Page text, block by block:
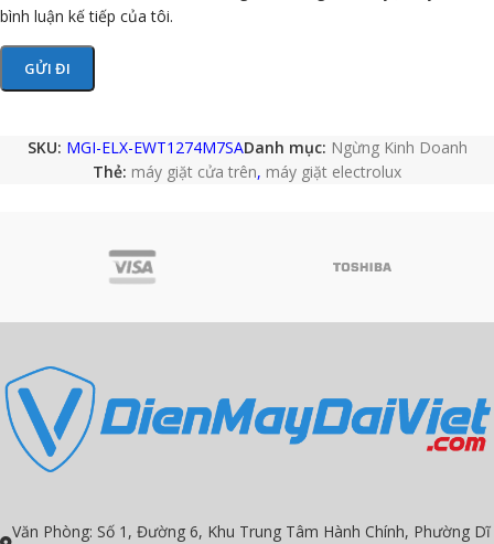
bình luận kế tiếp của tôi.
SKU: MGI-ELX-EWT1274M7SADanh mục: Ngừng Kinh Doanh
Thẻ: máy giặt cửa trên, máy giặt electrolux
Văn Phòng: Số 1, Đường 6, Khu Trung Tâm Hành Chính, Phường Dĩ